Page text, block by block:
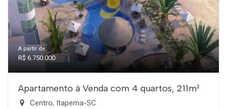
A partir de:
R$ 6.750.000
Apartamento à Venda com 4 quartos, 211m²
Centro, Itapema-SC